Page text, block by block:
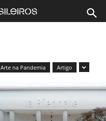
Arte na Pandemia Artigo